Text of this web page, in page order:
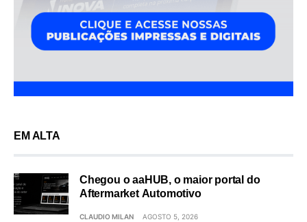
EM ALTA
Chegou o aaHUB, o maior portal do
Aftermarket Automotivo
CLAUDIO MILAN AGOSTO 5, 2026